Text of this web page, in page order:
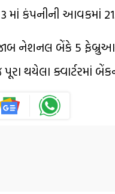
માં કંપનીની આવકમાં
નેશનલ બેંકે 5
થયેલા ક્વાર્ટરમાં